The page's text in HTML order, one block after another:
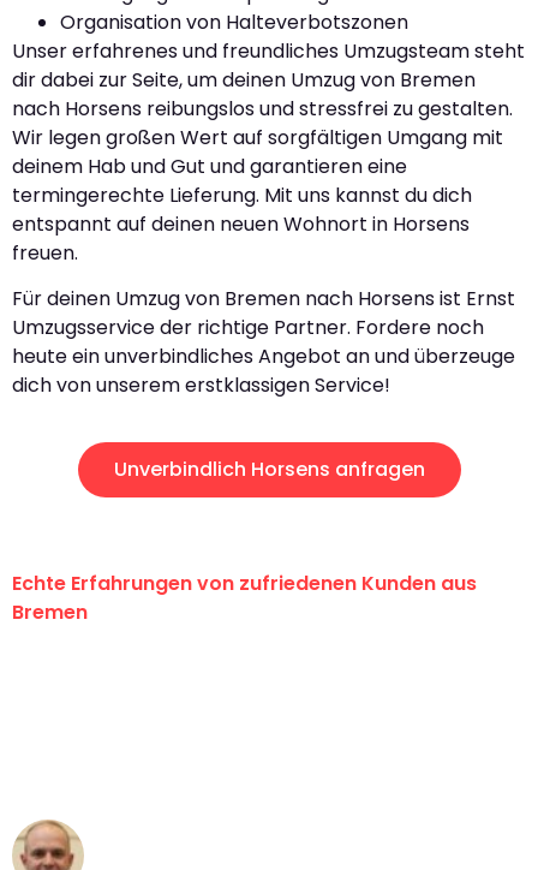
Organisation von Halteverbotszonen
Unser erfahrenes und freundliches Umzugsteam steht
dir dabei zur Seite, um deinen Umzug von Bremen
nach Horsens reibungslos und stressfrei zu gestalten.
Wir legen großen Wert auf sorgfältigen Umgang mit
deinem Hab und Gut und garantieren eine
termingerechte Lieferung. Mit uns kannst du dich
entspannt auf deinen neuen Wohnort in Horsens
freuen.
Für deinen Umzug von Bremen nach Horsens ist Ernst
Umzugsservice der richtige Partner. Fordere noch
heute ein unverbindliches Angebot an und überzeuge
dich von unserem erstklassigen Service!
Unverbindlich Horsens anfragen
Echte Erfahrungen von zufriedenen Kunden aus
Bremen